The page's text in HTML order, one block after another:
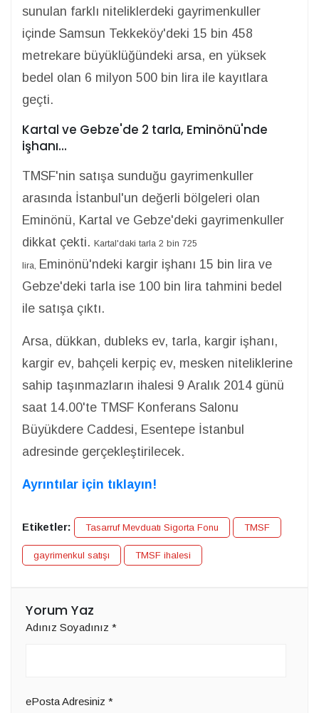
sunulan farklı niteliklerdeki gayrimenkuller
içinde Samsun Tekkeköy'deki 15 bin 458
metrekare büyüklüğündeki arsa, en yüksek
bedel olan 6 milyon 500 bin lira ile kayıtlara
geçti.
Kartal ve Gebze'de 2 tarla, Eminönü'nde
işhanı...
TMSF'nin satışa sunduğu gayrimenkuller
arasında İstanbul'un değerli bölgeleri olan
Eminönü, Kartal ve Gebze'deki gayrimenkuller
dikkat çekti. Kartal'daki tarla 2 bin 725
lira, Eminönü'ndeki kargir işhanı 15 bin lira ve
Gebze'deki tarla ise 100 bin lira tahmini bedel
ile satışa çıktı.
Arsa, dükkan, dubleks ev, tarla, kargir işhanı,
kargir ev, bahçeli kerpiç ev, mesken niteliklerine
sahip taşınmazların ihalesi 9 Aralık 2014 günü
saat 14.00'te TMSF Konferans Salonu
Büyükdere Caddesi, Esentepe İstanbul
adresinde gerçekleştirilecek.
Ayrıntılar için tıklayın!
Etiketler: Tasarruf Mevduatı Sigorta Fonu TMSF
gayrimenkul satışı TMSF ihalesi
Yorum Yaz
Adınız Soyadınız *
ePosta Adresiniz *